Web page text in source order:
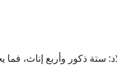
ذكور وأربع إناث،